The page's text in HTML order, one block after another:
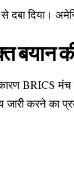
दिया।
बयान
BRICS
करने का